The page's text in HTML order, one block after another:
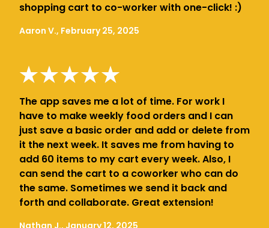
shopping cart to co-worker with one-click! :)
Aaron V., February 25, 2025
The app saves me a lot of time. For work I
have to make weekly food orders and I can
just save a basic order and add or delete from
it the next week. It saves me from having to
add 60 items to my cart every week. Also, I
can send the cart to a coworker who can do
the same. Sometimes we send it back and
forth and collaborate. Great extension!
Nathan J., January 12, 2025